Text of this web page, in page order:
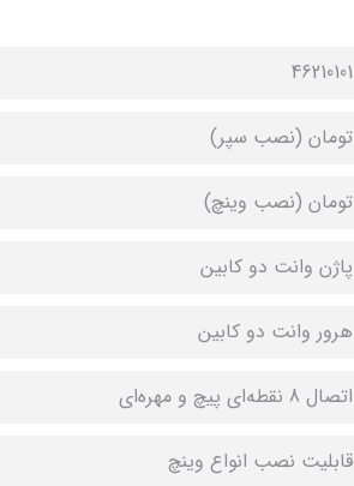
46210101
تومان (نصب سپر)
تومان (نصب وینچ)
پاژن وانت دو کابین
هرور وانت دو کابین
اتصال 8 نقطه‌ای پیچ و مهره‌ای
قابلیت نصب انواع وینچ